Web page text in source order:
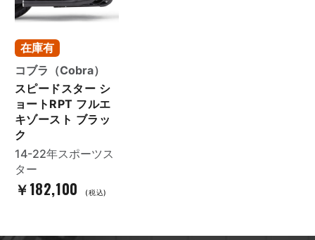
在庫有
コブラ（Cobra）
スピードスター シ
ョートRPT フルエ
キゾースト ブラッ
ク
14-22年スポーツス
ター
￥182,100 (税込)